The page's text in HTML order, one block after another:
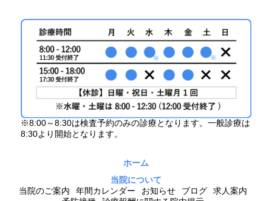
※8:00～8:30は検査予約のみの診療となります。一般診療は
8:30より開始となります。
ホーム
当院について
当院のご案内
年間カレンダー お知らせ ブログ
求人案内